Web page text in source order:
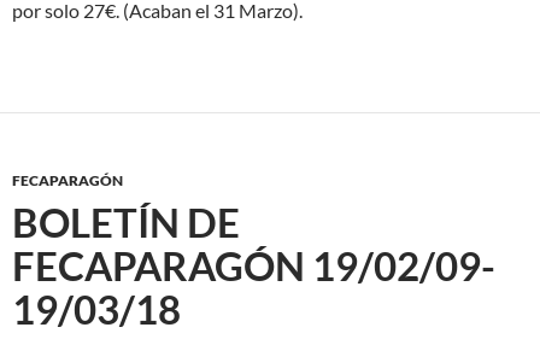
por solo 27€. (Acaban el 31 Marzo).
FECAPARAGÓN
BOLETÍN DE
FECAPARAGÓN 19/02/09-
19/03/18